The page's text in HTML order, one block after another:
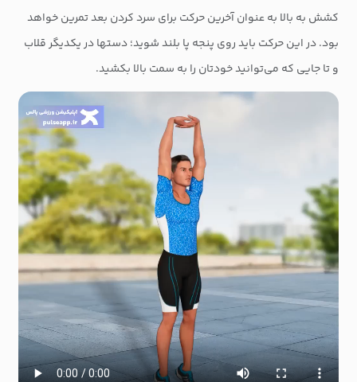
کشش به بالا به عنوان آخرین حرکت برای سرد کردن بعد تمرین خواهد
بود. در این حرکت باید روی پنجه پا بلند شوید؛ دستها در یکدیگر قلاب
و تا جایی که می‌توانید خودتان را به سمت بالا بکشید.